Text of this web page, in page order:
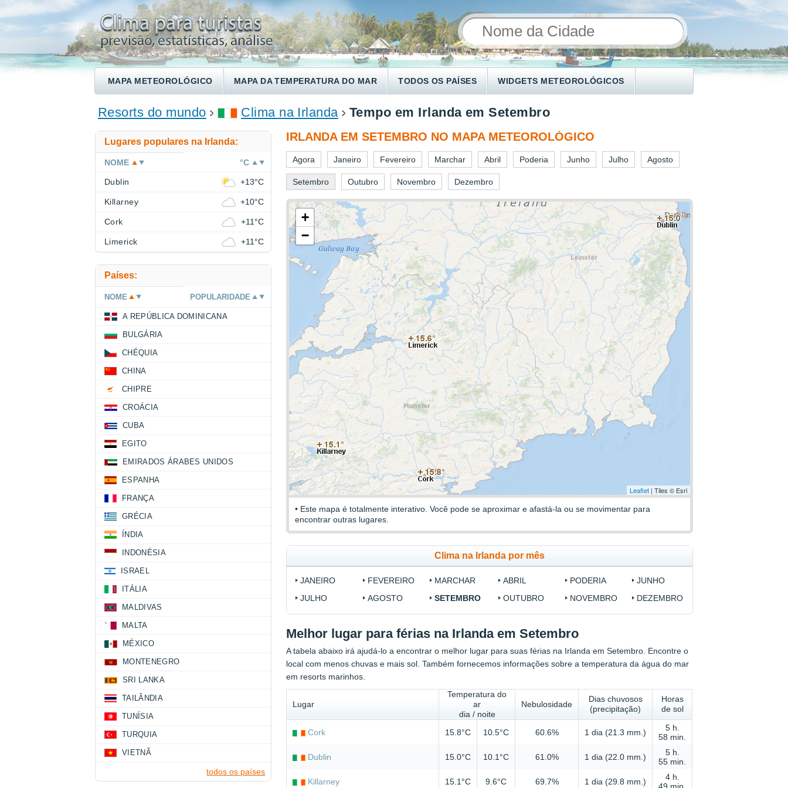
MAPA METEOROLÓGICO MAPA DA TEMPERATURA DO MAR TODOS OS PAÍSES WIDGETS METEOROLÓGICOS
ENCONTRE UM HOTEL
Resorts do mundo Clima na Irlanda Tempo em Irlanda em Setembro
IRLANDA EM SETEMBRO NO MAPA METEOROLÓGICO
Agora Janeiro Fevereiro Marchar Abril Poderia Junho Julho Agosto
Setembro Outubro Novembro Dezembro
+
−
Leaflet | Tiles © Esri
• Este mapa é totalmente interativo. Você pode se aproximar e afastá-la ou se movimentar para
encontrar outras lugares.
Clima na Irlanda por mês
JANEIRO FEVEREIRO MARCHAR ABRIL PODERIA
JUNHO
JULHO
AGOSTO SETEMBRO OUTUBRO NOVEMBRO DEZEMBRO
Melhor lugar para férias na Irlanda em Setembro
A tabela abaixo irá ajudá-lo a encontrar o melhor lugar para suas férias na Irlanda em Setembro. Encontre o
local com menos chuvas e mais sol. Também fornecemos informações sobre a temperatura da água do mar
em resorts marinhos.
Lugar
Temperatura do
ar
dia / noite
Nebulosidade
Dias chuvosos
(precipitação)
Horas
de sol
Cork 15.8°C 10.5°C 60.6% 1 dia (21.3 mm.)
5 h.
58 min.
Dublin 15.0°C 10.1°C 61.0% 1 dia (22.0 mm.)
5 h.
55 min.
Killarney 15.1°C 9.6°C 69.7% 1 dia (29.8 mm.)
4 h.
Lugares populares na Irlanda:
NOME °C
Dublin +13°C
Killarney +10°C
Cork +11°C
Limerick +11°C
Países:
NOME POPULARIDADE
A REPÚBLICA DOMINICANA
BULGÁRIA
CHÉQUIA
CHINA
CHIPRE
CROÁCIA
CUBA
EGITO
EMIRADOS ÁRABES UNIDOS
ESPANHA
FRANÇA
GRÉCIA
ÍNDIA
INDONÉSIA
ISRAEL
ITÁLIA
MALDIVAS
MALTA
MÉXICO
MONTENEGRO
SRI LANKA
TAILÂNDIA
TUNÍSIA
TURQUIA
VIETNÃ
todos os países